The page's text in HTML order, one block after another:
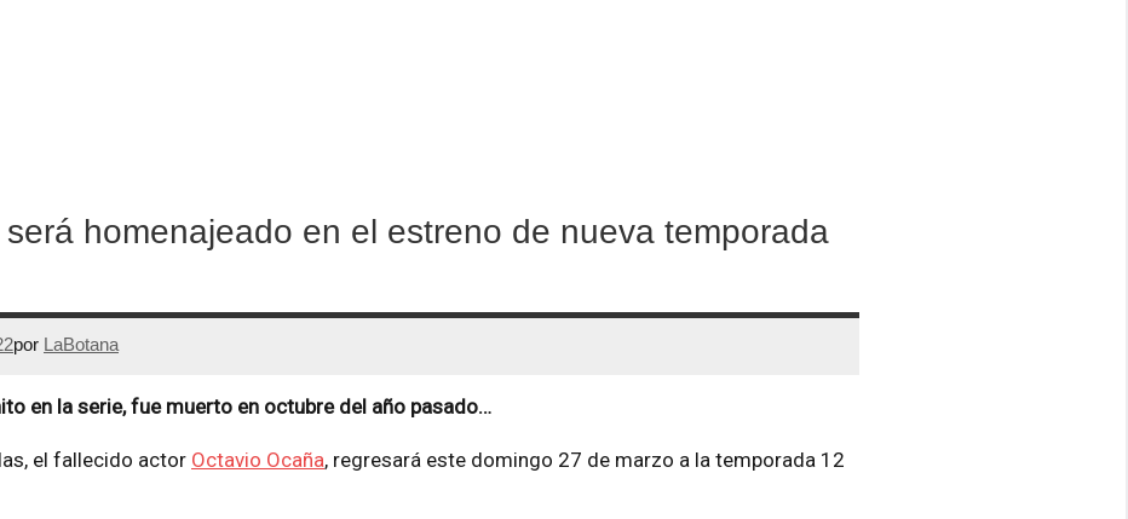
homenajeado en el estreno de nueva temporada
por LaBotana
en la serie, fue muerto en octubre del año pasado…
el fallecido actor Octavio Ocaña, regresará este domingo 27 de marzo a la temporada 12